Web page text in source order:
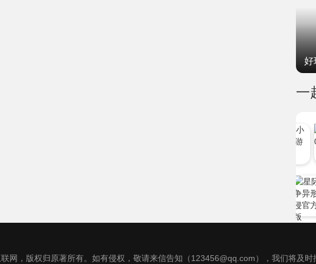
好
一
网，版权归原著所有。如有侵权，敬请来信告知（123456@qq.com），我们将及时